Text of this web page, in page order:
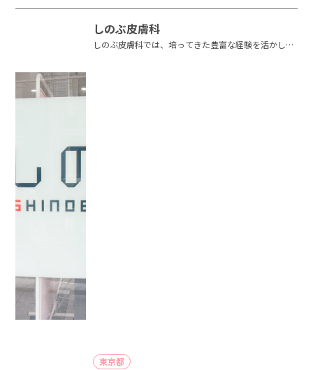
しのぶ皮膚科
しのぶ皮膚科では、培ってきた豊富な経験を活かし、
東京都